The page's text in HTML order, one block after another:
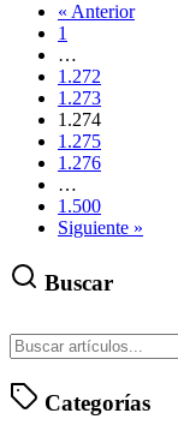
« Anterior
1
…
1.272
1.273
1.274
1.275
1.276
…
1.500
Siguiente »
Buscar
Categorías